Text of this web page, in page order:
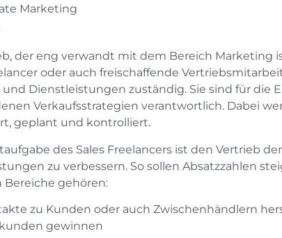
Marketing
der eng verwandt mit dem Bereich Marketing
oder auch freischaffende
Dienstleistungen zuständig. Sie sind für die
Verkaufsstrategien verantwortlich. Dabei
geplant und kontrolliert.
des Sales Freelancers ist den Vertrieb
zu verbessern. So sollen Absatzzahlen
Bereiche gehören:
zu Kunden oder auch Zwischenhändlern
gewinnen